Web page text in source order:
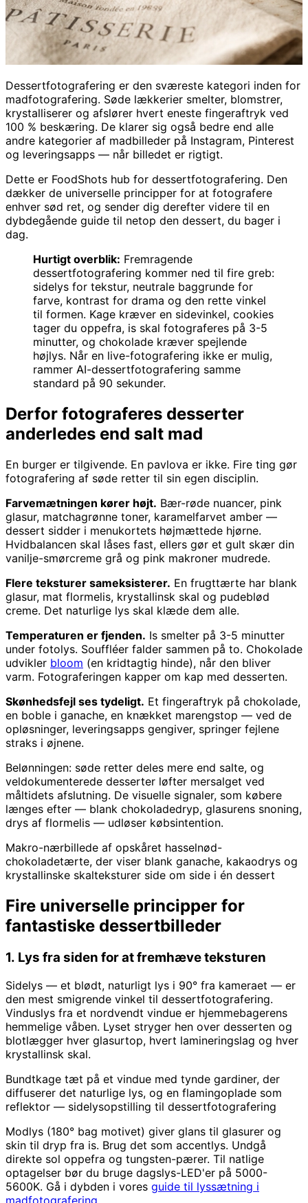
Dessertfotografering er den sværeste kategori inden for
madfotografering. Søde lækkerier smelter, blomstrer,
krystalliserer og afslører hvert eneste fingeraftryk ved
100 % beskæring. De klarer sig også bedre end alle
andre kategorier af madbilleder på Instagram, Pinterest
og leveringsapps — når billedet er rigtigt.
Dette er FoodShots hub for dessertfotografering. Den
dækker de universelle principper for at fotografere
enhver sød ret, og sender dig derefter videre til en
dybdegående guide til netop den dessert, du bager i
dag.
Hurtigt overblik: Fremragende
dessertfotografering kommer ned til fire greb:
sidelys for tekstur, neutrale baggrunde for
farve, kontrast for drama og den rette vinkel
til formen. Kage kræver en sidevinkel, cookies
tager du oppefra, is skal fotograferes på 3-5
minutter, og chokolade kræver spejlende
højlys. Når en live-fotografering ikke er mulig,
rammer AI-dessertfotografering samme
standard på 90 sekunder.
Derfor fotograferes desserter
anderledes end salt mad
En burger er tilgivende. En pavlova er ikke. Fire ting gør
fotografering af søde retter til sin egen disciplin.
Farvemætningen kører højt. Bær-røde nuancer, pink
glasur, matchagrønne toner, karamelfarvet amber —
dessert sidder i menukortets højmættede hjørne.
Hvidbalancen skal låses fast, ellers gør et gult skær din
vanilje-smørcreme grå og pink makroner mudrede.
Flere teksturer sameksisterer. En frugttærte har blank
glasur, mat flormelis, krystallinsk skal og pudeblød
creme. Det naturlige lys skal klæde dem alle.
Temperaturen er fjenden. Is smelter på 3-5 minutter
under fotolys. Souffléer falder sammen på to. Chokolade
udvikler bloom (en kridtagtig hinde), når den bliver
varm. Fotograferingen kapper om kap med desserten.
Skønhedsfejl ses tydeligt. Et fingeraftryk på chokolade,
en boble i ganache, en knækket marengstop — ved de
opløsninger, leveringsapps gengiver, springer fejlene
straks i øjnene.
Belønningen: søde retter deles mere end salte, og
veldokumenterede desserter løfter mersalget ved
måltidets afslutning. De visuelle signaler, som købere
længes efter — blank chokoladedryp, glasurens snoning,
drys af flormelis — udløser købsintention.
Makro-nærbillede af opskåret hasselnød-
chokoladetærte, der viser blank ganache, kakaodrys og
krystallinske skalteksturer side om side i én dessert
Fire universelle principper for
fantastiske dessertbilleder
1. Lys fra siden for at fremhæve teksturen
Sidelys — et blødt, naturligt lys i 90° fra kameraet — er
den mest smigrende vinkel til dessertfotografering.
Vinduslys fra et nordvendt vindue er hjemmebagerens
hemmelige våben. Lyset stryger hen over desserten og
blotlægger hver glasurtop, hvert lamineringslag og hver
krystallinsk skal.
Bundtkage tæt på et vindue med tynde gardiner, der
diffuserer det naturlige lys, og en flamingoplade som
reflektor — sidelysopstilling til dessertfotografering
Modlys (180° bag motivet) giver glans til glasurer og
skin til dryp fra is. Brug det som accentlys. Undgå
direkte sol oppefra og tungsten-pærer. Til natlige
optagelser bør du bruge dagslys-LED'er på 5000-
5600K. Gå i dybden i vores guide til lyssætning i
madfotografering